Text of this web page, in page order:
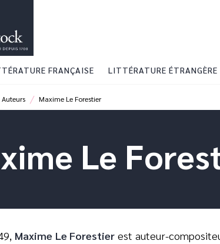
FRANÇAISE LITTÉRATURE ÉTRANGÈRE
Auteurs / Maxime Le Forestier
Le
Maxime Le Forestier est auteur-